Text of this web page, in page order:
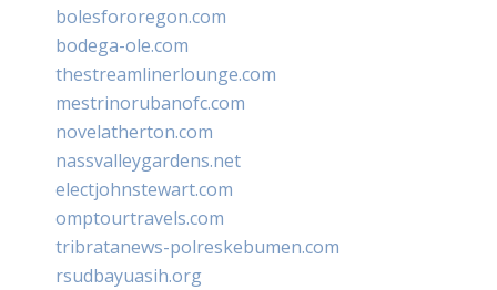
bolesfororegon.com
bodega-ole.com
thestreamlinerlounge.com
mestrinorubanofc.com
novelatherton.com
nassvalleygardens.net
electjohnstewart.com
omptourtravels.com
tribratanews-polreskebumen.com
rsudbayuasih.org